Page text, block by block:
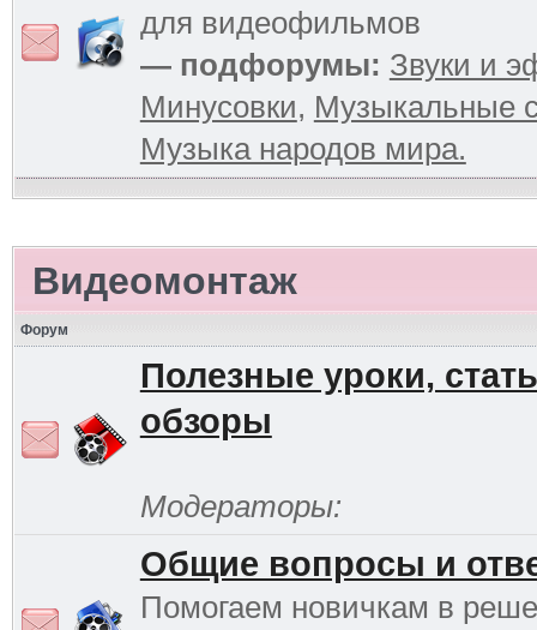
для видеофильмов
— подфорумы: Звуки и
Минусовки, Музыкальные
Музыка народов мира.
Видеомонтаж
Форум
Полезные уроки,
обзоры
Модераторы:
Общие вопросы и
Помогаем новичкам в